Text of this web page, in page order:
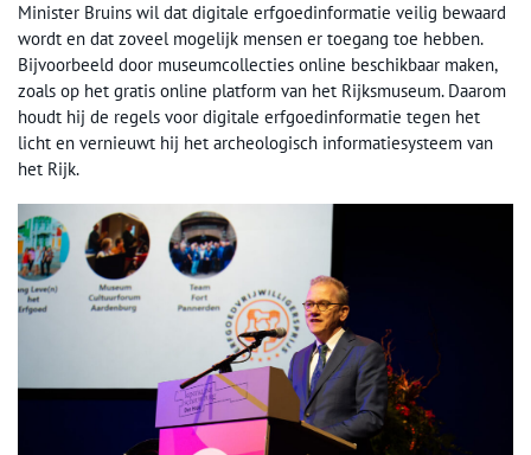
Minister Bruins wil dat digitale erfgoedinformatie veilig bewaard
wordt en dat zoveel mogelijk mensen er toegang toe hebben.
Bijvoorbeeld door museumcollecties online beschikbaar maken,
zoals op het gratis online platform van het Rijksmuseum. Daarom
houdt hij de regels voor digitale erfgoedinformatie tegen het
licht en vernieuwt hij het archeologisch informatiesysteem van
het Rijk.